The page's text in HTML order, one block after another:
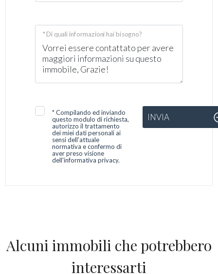
* Di quali informazioni hai bisogno?
*Compilando ed inviando
questo modulo di richiesta,
autorizzo il trattamento
dei miei dati personali ai
sensi dell'attuale
normativa e confermo di
aver preso visione
dell'informativa privacy.
INVIA
Alcuni immobili che potrebbero
interessarti